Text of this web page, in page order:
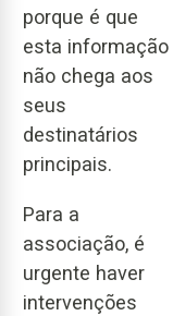
porque é que
esta informação
não chega aos
seus
destinatários
principais.
Para a
associação, é
urgente haver
intervenções